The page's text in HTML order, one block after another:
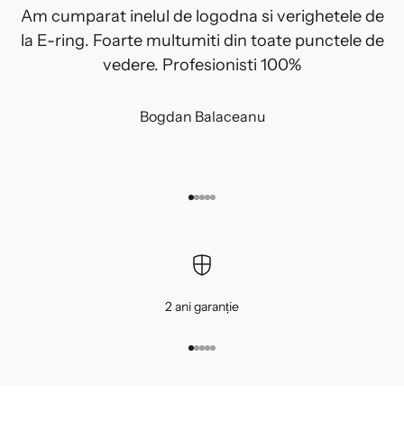
Am cumparat inelul de logodna si verighetele de
la E-ring. Foarte multumiti din toate punctele de
vedere. Profesionisti 100%
Bogdan Balaceanu
Mergi la articolul 1
Mergi la articolul 2
Mergi la articolul 3
Mergi la articolul 4
Mergi la articolul 5
2 ani garanție
Mergi la articolul 1
Mergi la articolul 2
Mergi la articolul 3
Mergi la articolul 4
Mergi la articolul 5